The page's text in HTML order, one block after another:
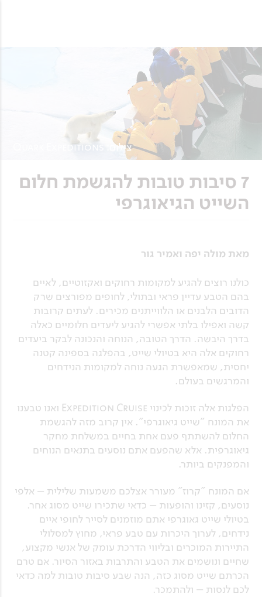
צילום: Quark Expeditions
7 סיבות טובות להגשמת חלום
השייט הגיאוגרפי
מאת מולה יפה ואמיר גור
כולנו רוצים להגיע למקומות רחוקים ואקזוטיים, לאיים
בהם הטבע עדיין פראי ובתולי, לחופים מפורצים שרק
הדובים הלבנים או הלווייתנים מכירים. לעתים קרובות
קשה ואפילו בלתי אפשרי להגיע ליעדים חלומיים כאלה
בדרך היבשה. הדרך הטובה, הנוחה והנכונה לבקר ביעדים
רחוקים אלה היא בטיולי שייט, בהפלגה בספינה קטנה
יחסית, שמאפשרת הגעה נוחה למקומות הנידחים
והמרגשים בעולם.
הפלגות אלה זוכות לכינוי Expedition Cruise ואנו טבענו
את המונח "שייט גיאוגרפי". אין קרוב מזה להגשמת
החלום להשתתף פעם אחת בחיים במשלחת מחקר
גיאוגרפית. אלא שהפעם אתם נוסעים בתנאים הנוחים
והמפנקים ביותר.
אם המונח "קרוז" מעורר אצלכם משמעות שלילית – אלפי
נוסעים, קזינו והופעות – כדאי שתכירו שייט מסוג אחר.
בטיולי שייט גאוגרפי אתם מוזמנים לסייר לחופי איים
נידחים, לערוך היכרות עם טבע פראי, מחוץ למסלולי
התיירות המוכרים ובליווי הדרכת עומק של אנשי מקצוע,
שחיים ונושמים את הטבע והתרבות באזור הסיור. אם טרם
הכרתם שייט מסוג כזה, הנה שבע סיבות טובות למה כדאי
לכם לנסות – ולהתמכר.